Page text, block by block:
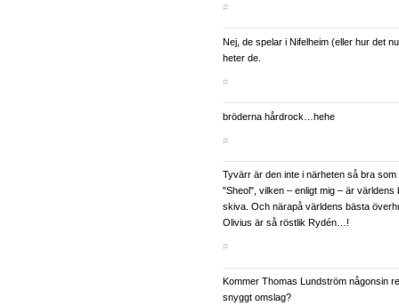
#
Nej, de spelar i Nifelheim (eller hur det
heter de.
#
bröderna hårdrock…hehe
#
Tyvärr är den inte i närheten så bra
"Sheol", vilken – enligt mig – är världens
skiva. Och närapå världens bästa
Olivius är så röstlik Rydén…!
#
Kommer Thomas Lundström någonsin
snyggt omslag?